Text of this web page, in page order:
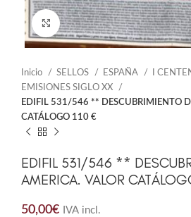
Click to enlarge
Inicio SELLOS ESPAÑA
I
EMISIONES SIGLO XX
EDIFIL 531/546 ** DESCUBRIMIENTO
CATÁLOGO 110 €
EDIFIL 531/546 **
AMERICA. VALOR
50,00€ IVA incl.